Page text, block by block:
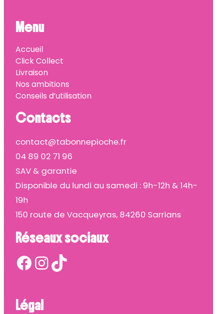
Menu
Accueil
Click Collect
Livraison
Nos ambitions
Conseils d’utilisation
Contacts
contact@tabonnepioche.fr
04 89 02 71 96
SAV & garantie
Disponible du lundi au samedi : 9h-12h & 14h-
19h
150 route de Vacqueyras, 84260 Sarrians
Réseaux sociaux
Facebook InstagramTikTok
Légal